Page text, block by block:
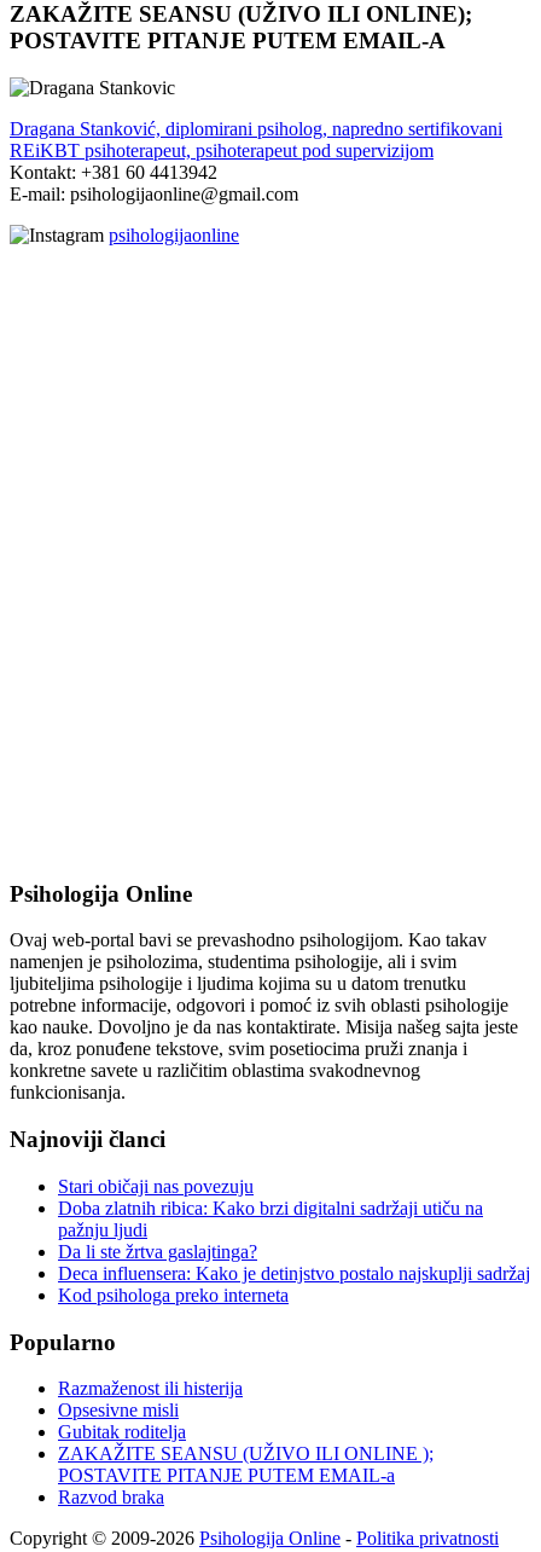
ZAKAŽITE SEANSU (UŽIVO ILI ONLINE);
POSTAVITE PITANJE PUTEM EMAIL-A
Dragana Stanković, diplomirani psiholog, napredno sertifikovani
REiKBT psihoterapeut, psihoterapeut pod supervizijom
Kontakt: +381 60 4413942
E-mail: psihologijaonline@gmail.com
psihologijaonline
Psihologija Online
Ovaj web-portal bavi se prevashodno psihologijom. Kao takav
namenjen je psiholozima, studentima psihologije, ali i svim
ljubiteljima psihologije i ljudima kojima su u datom trenutku
potrebne informacije, odgovori i pomoć iz svih oblasti psihologije
kao nauke. Dovoljno je da nas kontaktirate. Misija našeg sajta jeste
da, kroz ponuđene tekstove, svim posetiocima pruži znanja i
konkretne savete u različitim oblastima svakodnevnog
funkcionisanja.
Najnoviji članci
Stari običaji nas povezuju
Doba zlatnih ribica: Kako brzi digitalni sadržaji utiču na
pažnju ljudi
Da li ste žrtva gaslajtinga?
Deca influensera: Kako je detinjstvo postalo najskuplji sadržaj
Kod psihologa preko interneta
Popularno
Razmaženost ili histerija
Opsesivne misli
Gubitak roditelja
ZAKAŽITE SEANSU (UŽIVO ILI ONLINE );
POSTAVITE PITANJE PUTEM EMAIL-a
Razvod braka
Copyright © 2009-2026 Psihologija Online - Politika privatnosti